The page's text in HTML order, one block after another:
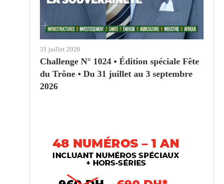
31 juillet 2026
Challenge N° 1024 • Édition spéciale Fête
du Trône • Du 31 juillet au 3 septembre
2026